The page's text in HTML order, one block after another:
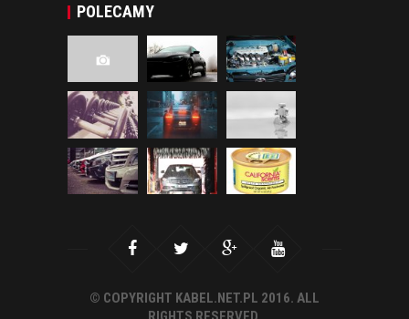
POLECAMY
© COPYRIGHT KABEL.NET.PL 2016. ALL